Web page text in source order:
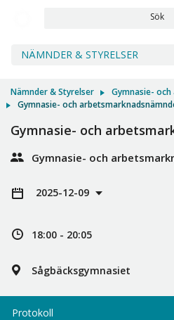
Sök
NÄMNDER & STYRELSER
Nämnder & Styrelser
Gymnasie-
Gymnasie- och
Gymnasie- och
Gymnasie- och
2025-12-09
18:00 - 20:05
Sågbäcksgymnasiet
Protokoll